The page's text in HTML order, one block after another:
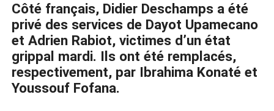
Côté français, Didier Deschamps a été
privé des services de Dayot Upamecano
et Adrien Rabiot, victimes d’un état
grippal mardi. Ils ont été remplacés,
respectivement, par Ibrahima Konaté et
Youssouf Fofana.